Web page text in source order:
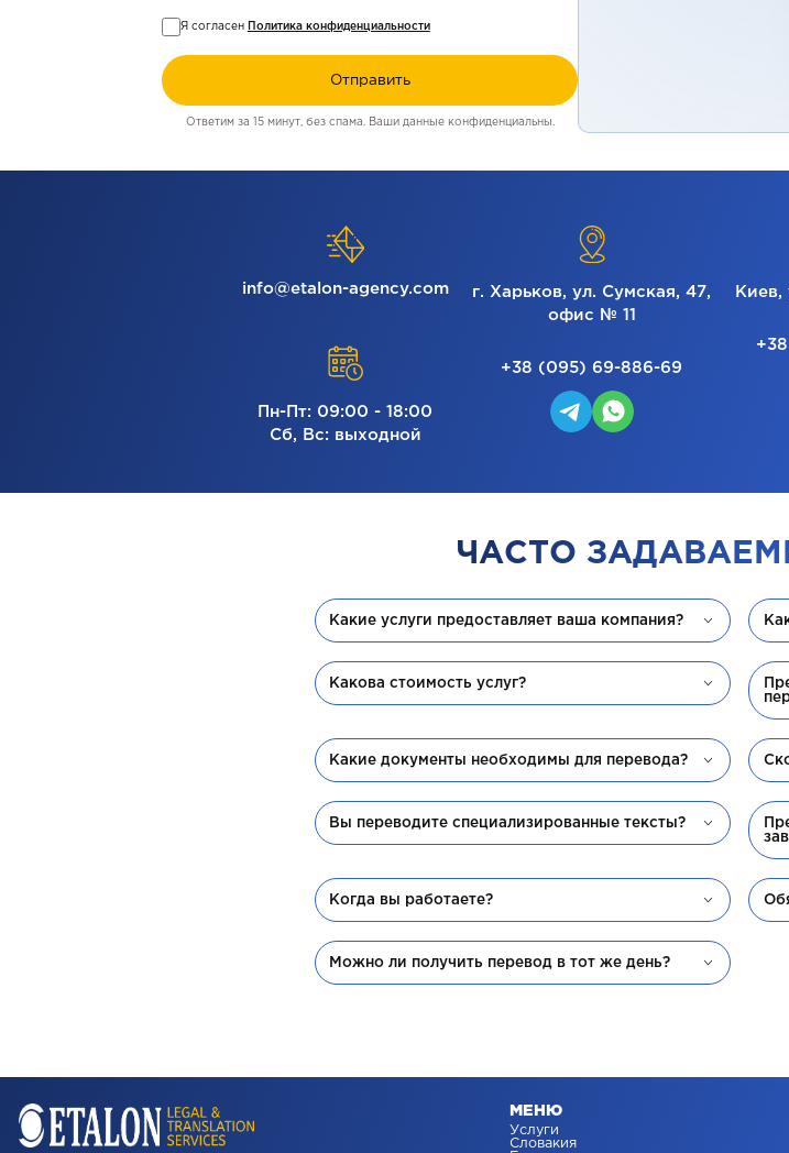
Я согласен Политика конфиденциальности
Отправить
Ответим за 15 минут, без спама. Ваши данные конфиденциальны.
info@etalon-agency.com
Пн-Пт: 09:00 - 18:00
Сб, Вс: выходной
г. Харьков, ул. Сумская, 47,
офис № 11
+38 (095) 69-886-69
Киев,
ЧАСТО
Какие услуги предоставляет ваша компания?
Какова стоимость услуг?
Какие документы необходимы для перевода?
Вы переводите специализированные тексты?
Когда вы работаете?
Можно ли получить перевод в тот же день?
МЕНЮ
Услуги
Словакия